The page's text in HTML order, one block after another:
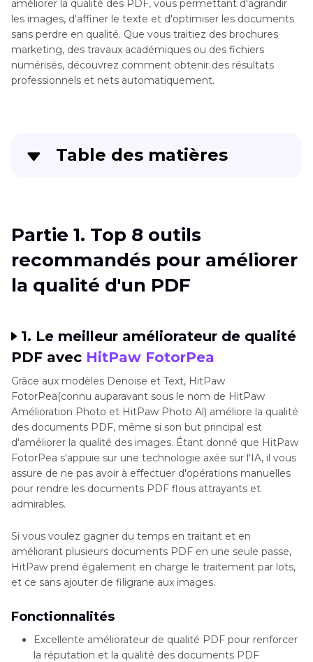
améliorer la qualité des PDF, vous permettant d'agrandir
les images, d'affiner le texte et d'optimiser les documents
sans perdre en qualité. Que vous traitiez des brochures
marketing, des travaux académiques ou des fichiers
numérisés, découvrez comment obtenir des résultats
professionnels et nets automatiquement.
Table des matières
Partie 2. Questions fréquentes sur
l'améliorateur de qualité PDF
Partie 1. Top 8 outils
recommandés pour améliorer
la qualité d'un PDF
1. Le meilleur améliorateur de qualité
PDF avec HitPaw FotorPea
Grâce aux modèles Denoise et Text, HitPaw
FotorPea(connu auparavant sous le nom de HitPaw
Amélioration Photo et HitPaw Photo Al) améliore la qualité
des documents PDF, même si son but principal est
d'améliorer la qualité des images. Étant donné que HitPaw
FotorPea s'appuie sur une technologie axée sur l'IA, il vous
assure de ne pas avoir à effectuer d'opérations manuelles
pour rendre les documents PDF flous attrayants et
admirables.
Si vous voulez gagner du temps en traitant et en
améliorant plusieurs documents PDF en une seule passe,
HitPaw prend également en charge le traitement par lots,
et ce sans ajouter de filigrane aux images.
Fonctionnalités
Excellente améliorateur de qualité PDF pour renforcer
la réputation et la qualité des documents PDF